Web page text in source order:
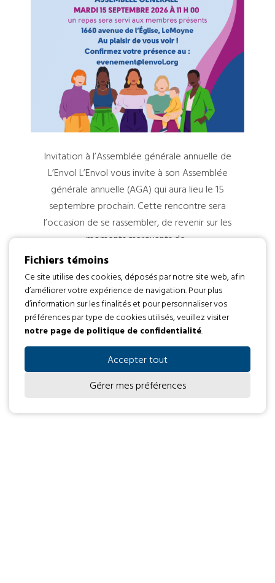
Invitation à l’Assemblée générale annuelle de
L’Envol L’Envol vous invite à son Assemblée
générale annuelle (AGA) qui aura lieu le 15
septembre prochain. Cette rencontre sera
l’occasion de se rassembler, de revenir sur les
moments marquants de...
EN SAVOIR PLUS
M’INSCRIRE
Fichiers témoins
Ce site utilise des cookies, déposés par notre site web, afin
d’améliorer votre expérience de navigation. Pour plus
d’information sur les finalités et pour personnaliser vos
préférences par type de cookies utilisés, veuillez visiter
notre page de politique de confidentialité.
Accepter tout
Gérer mes préférences